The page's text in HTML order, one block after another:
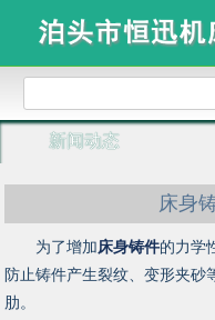
新闻动态
床身
为了增加床身铸件的力学
防止铸件产生裂纹、变形夹砂
肋。